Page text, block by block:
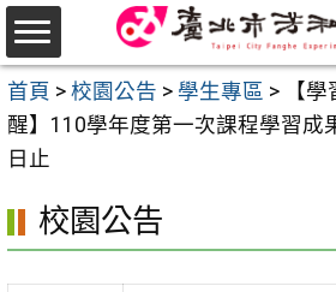
跳
至
主
要
內
首頁 > 校園公告 > 學生專區 >
【
醒】110學年度第一次課程學習成
日止
校園公告
選
單